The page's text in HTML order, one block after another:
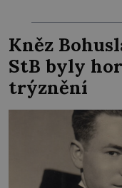
raději jen
dní divné
mnoho let
Kněz
StB byly
trýznění